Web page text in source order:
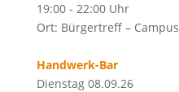
19:00 - 22:00 Uhr
Ort: Bürgertreff – Campus
Handwerk-Bar
Dienstag 08.09.26